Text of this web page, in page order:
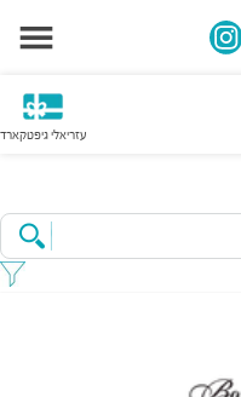
עזריאלי גיפטקארד